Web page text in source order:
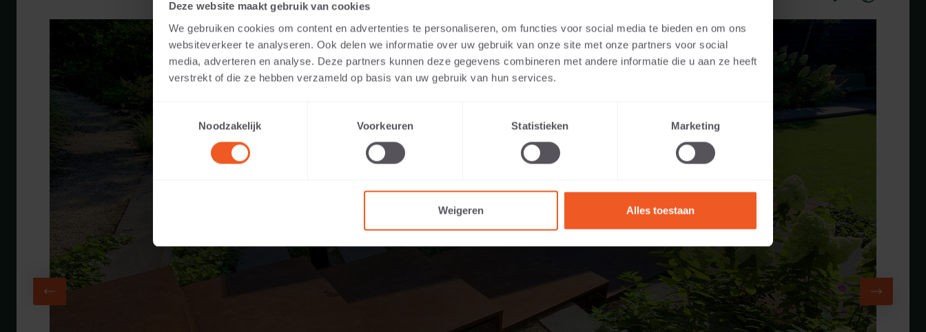
Deze website maakt gebruik van cookies
We gebruiken cookies om content en advertenties te personaliseren, om functies voor social media te bieden en om ons
websiteverkeer te analyseren. Ook delen we informatie over uw gebruik van onze site met onze partners voor social
media, adverteren en analyse. Deze partners kunnen deze gegevens combineren met andere informatie die u aan ze heeft
verstrekt of die ze hebben verzameld op basis van uw gebruik van hun services.
Noodzakelijk
Voorkeuren Statistieken Marketing
Weigeren Alles toestaan